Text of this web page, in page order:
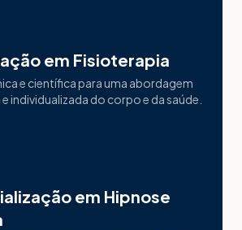
em Fisioterapia
e científica para uma abordagem
individualizada do corpo e da saúde.
em Hipnose